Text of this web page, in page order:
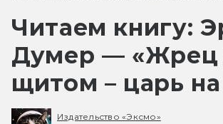
Читаем книгу:
Думер — «Жрец
щитом – царь
Издательство «Эксмо»